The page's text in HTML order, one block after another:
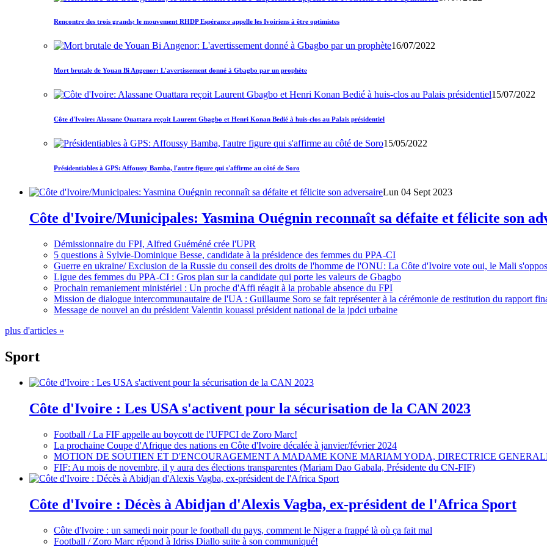
Rencontre des trois grands; le mouvement RHDP Espérance appelle les Ivoiriens à être optimistes
16/07/2022
Mort brutale de Youan Bi Angenor: L'avertissement donné à Gbagbo par un prophète
15/07/2022
Côte d'Ivoire: Alassane Ouattara reçoit Laurent Gbagbo et Henri Konan Bedié à huis-clos au Palais présidentiel
15/05/2022
Présidentiables à GPS: Affoussy Bamba, l'autre figure qui s'affirme au côté de Soro
Lun 04 Sept 2023
Côte d'Ivoire/Municipales: Yasmina Ouégnin reconnaît sa défaite et félicite son
Démissionnaire du FPI, Alfred Guéméné crée l'UPR
5 questions à Sylvie-Dominique Besse, candidate à la présidence des femmes du PPA-CI
Guerre en ukraine/ Exclusion de la Russie du conseil des droits de l'homme de l'ONU: La Côte d'Ivoire vote oui, le Mali
Ligue des femmes du PPA-CI : Gros plan sur la candidate qui porte les valeurs de Gbagbo
Prochain remaniement ministériel : Un proche d'Affi réagit à la probable absence du FPI
Mission de dialogue intercommunautaire de l'UA : Guillaume Soro se fait représenter à la cérémonie de restitution du rapport
Message de nouvel an du président Valentin kouassi président national de la jpdci urbaine
plus d'articles »
Sport
Côte d'Ivoire : Les USA s'activent pour la sécurisation de la CAN 2023
Football / La FIF appelle au boycott de l'UFPCI de Zoro Marc!
La prochaine Coupe d'Afrique des nations en Côte d'Ivoire décalée à janvier/février 2024
MOTION DE SOUTIEN ET D'ENCOURAGEMENT A MADAME KONE MARIAM YODA, DIRECTRICE
FIF: Au mois de novembre, il y aura des élections transparentes (Mariam Dao Gabala, Présidente du CN-FIF)
Côte d'Ivoire : Décès à Abidjan d'Alexis Vagba, ex-président de l'Africa Sport
Côte d'Ivoire : un samedi noir pour le football du pays, comment le Niger a frappé là où ça fait mal
Football / Zoro Marc répond à Idriss Diallo suite à son communiqué!